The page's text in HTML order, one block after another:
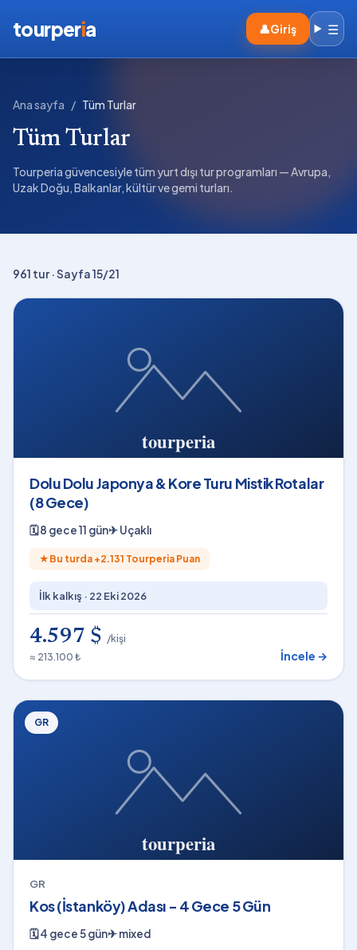
tourperia 👤Giriş ☰
Ana sayfa / Tüm Turlar
Tüm Turlar
Tourperia güvencesiyle tüm yurt dışı tur programları — Avrupa,
Uzak Doğu, Balkanlar, kültür ve gemi turları.
961 tur · Sayfa 15/21
Dolu Dolu Japonya & Kore Turu Mistik Rotalar
(8 Gece)
🗓8 gece 11 gün✈Uçaklı
★ Bu turda +2.131 Tourperia Puan
İlk kalkış · 22 Eki 2026
4.597 $ /kişi
≈ 213.100 ₺
İncele →
GR
GR
Kos (İstanköy) Adası - 4 Gece 5 Gün
🗓4 gece 5 gün✈mixed